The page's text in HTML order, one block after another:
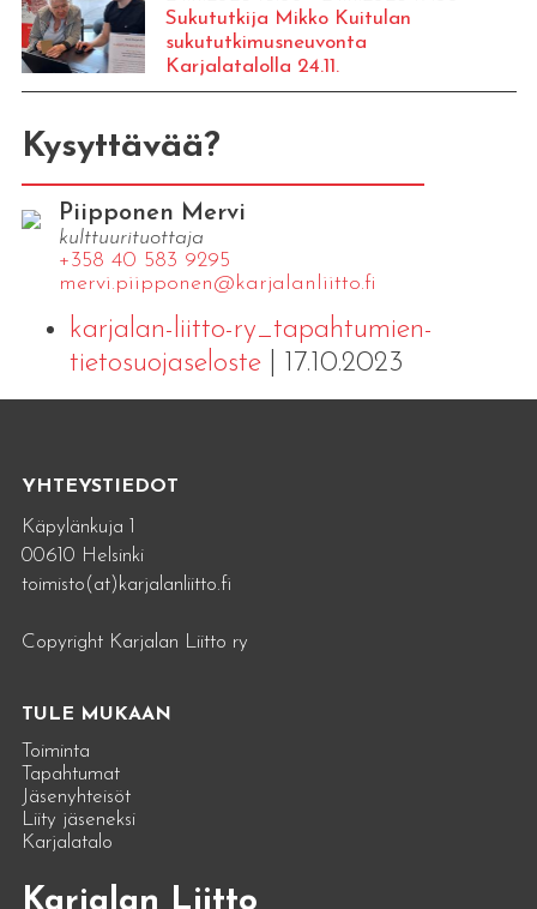
Sukututkija Mikko Kuitulan
sukututkimusneuvonta
Karjalatalolla 24.11.
Kysyttävää?
Piipponen Mervi
kulttuurituottaja
+358 40 583 9295
mervi.​piipponen@​kar​jala​nlii​tto.​fi
karjalan-liitto-ry_tapahtumien-
tietosuojaseloste| 17.10.2023
YHTEYSTIEDOT
Käpylänkuja 1
00610 Helsinki
toimisto(at)karjalanliitto.fi
Copyright Karjalan Liitto ry
TULE MUKAAN
Toiminta
Tapahtumat
Jäsenyhteisöt
Liity jäseneksi
Karjalatalo
Karjalan Liitto